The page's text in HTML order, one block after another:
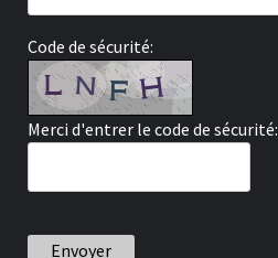
Code de sécurité:
Merci d'entrer le code de sécurité:
Envoyer